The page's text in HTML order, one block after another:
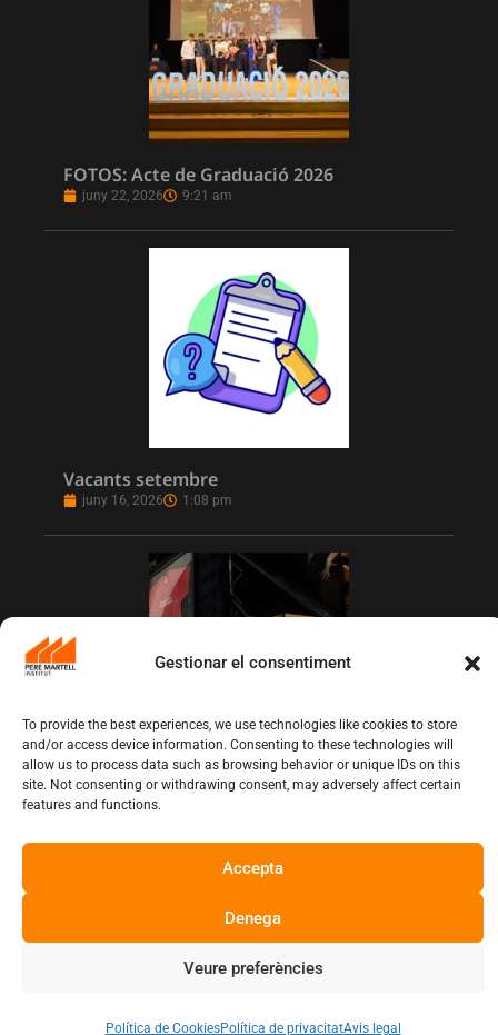
Gestionar el consentiment
To provide the best experiences, we use technologies like cookies to store
and/or access device information. Consenting to these technologies will
allow us to process data such as browsing behavior or unique IDs on this
site. Not consenting or withdrawing consent, may adversely affect certain
features and functions.
Accepta
Denega
Veure preferències
Política de CookiesPolítica de privacitatAvis legal
FOTOS: Acte de Graduació 2026
juny 22, 2026 9:21 am
Vacants setembre
juny 16, 2026 1:08 pm
L’Institut Pere Martell executa un projecte
de realització multicàmera en remot